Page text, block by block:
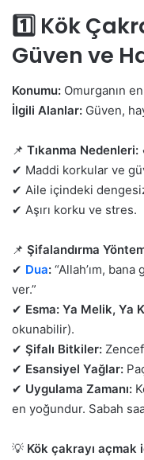
1️⃣ Kök
Güven ve
Konumu: Omurganın
İlgili Alanlar: Güven,
📌 Tıkanma Nedenleri:
✔ Maddi korkular ve
✔ Aile içindeki
✔ Aşırı korku ve stres.
📌 Şifalandırma
✔ Dua: “Allah’ım,
ver.”
✔ Esma: Ya Melik, Ya
okunabilir).
✔ Şifalı Bitkiler:
✔ Esansiyel Yağlar:
✔ Uygulama Zamanı:
en yoğundur. Sabah
💡 Kök çakrayı